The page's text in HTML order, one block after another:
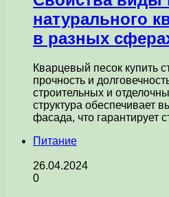
натурального
в разных
Кварцевый песок купить
прочность и
строительных и
структура обеспечивает
фасада, что гарантирует
Питание
26.04.2024
0